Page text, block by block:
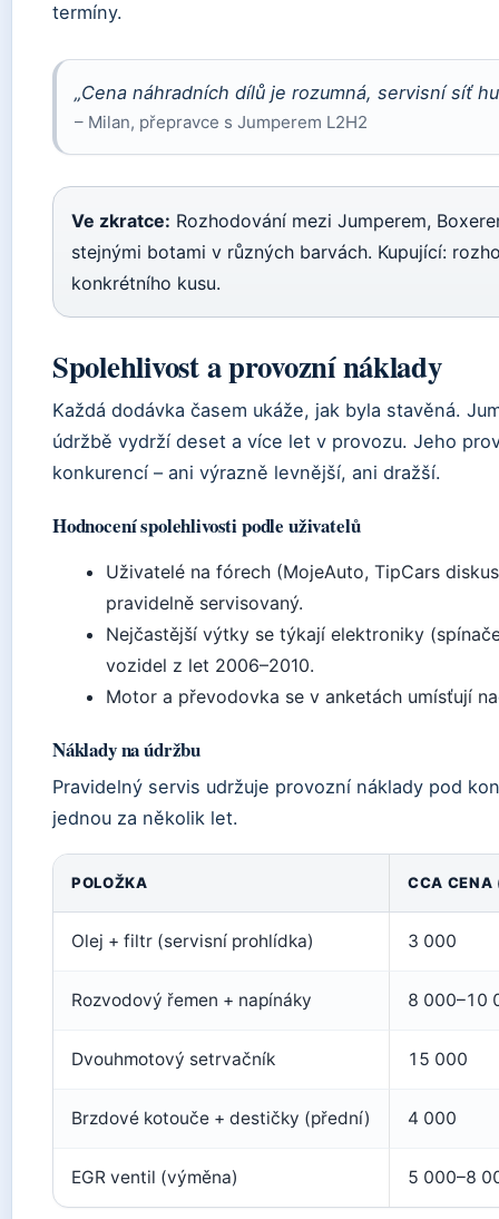
termíny.
„Cena náhradních dílů je rozumná, servisní síť
– Milan, přepravce s Jumperem L2H2
Ve zkratce: Rozhodování mezi Jumperem,
stejnými botami v různých barvách. Kupující:
konkrétního kusu.
Spolehlivost a provozní náklady
Každá dodávka časem ukáže, jak byla stavěná.
údržbě vydrží deset a více let v provozu. Jeho
konkurencí – ani výrazně levnější, ani dražší.
Hodnocení spolehlivosti podle uživatelů
Uživatelé na fórech (MojeAuto, TipCars
pravidelně servisovaný.
Nejčastější výtky se týkají elektroniky
vozidel z let 2006–2010.
Motor a převodovka se v anketách umísťují
Náklady na údržbu
Pravidelný servis udržuje provozní náklady pod
jednou za několik let.
POLOŽKA CCA CENA
Olej + filtr (servisní prohlídka) 3 000
Rozvodový řemen + napínáky 8 000–10
Dvouhmotový setrvačník 15 000
Brzdové kotouče + destičky (přední) 4 000
EGR ventil (výměna) 5 000–8